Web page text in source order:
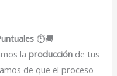
⏱️🚚
laproducción de tus
de que el proceso